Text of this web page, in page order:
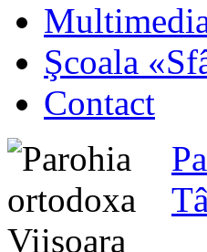
Şcoala
Contact